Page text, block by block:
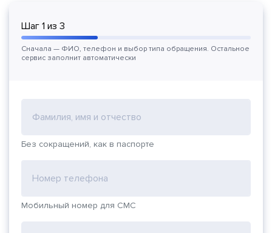
Шаг 1 из 3
Сначала — ФИО, телефон и выбор типа обращения. Остальное
сервис заполнит автоматически
Фамилия, имя и отчество
Без сокращений, как в паспорте
Номер телефона
Мобильный номер для СМС